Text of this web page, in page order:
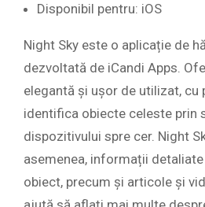
Disponibil pentru: iOS
Night Sky este o aplicație de
dezvoltată de iCandi Apps.
elegantă și ușor de utilizat, cu
identifica obiecte celeste prin
dispozitivului spre cer. Night
asemenea, informații
obiect, precum și articole și